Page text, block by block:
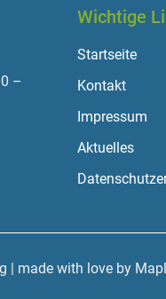
–
Wichtige
Startseite
Kontakt
Impressum
Aktuelles
made with love by